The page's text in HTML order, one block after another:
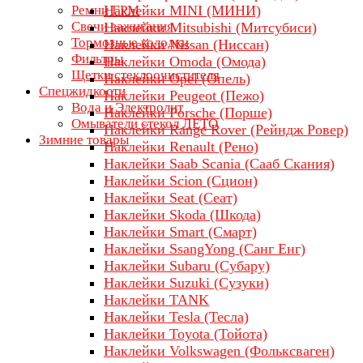
Ремни ГРМ
Свечи зажигания
Тормозные колодки
Фильтры
Щетки стеклоочистителя
Спецжидкости
Вода и Электролит
Омыватели стекол ЛЕТО
Зимние товары
Наклейки MINI (МИНИ)
Наклейки Mitsubishi (Митсубиси)
Наклейки Nissan (Ниссан)
Наклейки Omoda (Омода)
Наклейки Opel (Опель)
Наклейки Peugeot (Пежо)
Наклейки Porsche (Порше)
Наклейки Range Rover (Рейндж Ровер)
Наклейки Renault (Рено)
Наклейки Saab Scania (Сааб Скания)
Наклейки Scion (Сцион)
Наклейки Seat (Сеат)
Наклейки Skoda (Шкода)
Наклейки Smart (Смарт)
Наклейки SsangYong (Санг Енг)
Наклейки Subaru (Субару)
Наклейки Suzuki (Сузуки)
Наклейки TANK
Наклейки Tesla (Тесла)
Наклейки Toyota (Тойота)
Наклейки Volkswagen (Фольксваген)